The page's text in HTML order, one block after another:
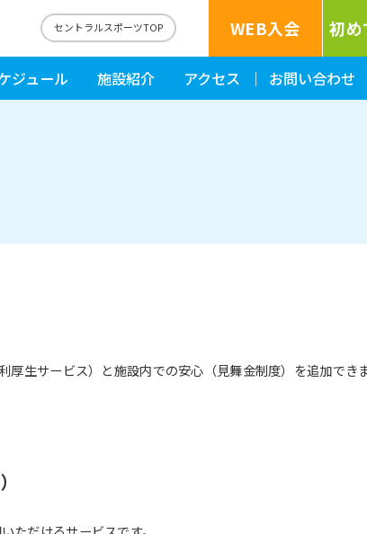
セントラルスポーツTOP WEB入会 初
ジュール 施設紹介 アクセス お問い合わせ
厚生サービス）と施設内での安心（見舞金制度）を追加でき